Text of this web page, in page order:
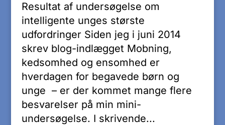
Resultat af undersøgelse om
intelligente unges største
udfordringer Siden jeg i juni 2014
skrev blog-indlægget Mobning,
kedsomhed og ensomhed er
hverdagen for begavede børn og
unge – er der kommet mange flere
besvarelser på min mini-
undersøgelse. I skrivende...